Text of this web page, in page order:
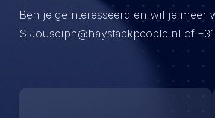
Ben je geïnteresseerd en wil je meer
S.Jouseiph@haystackpeople.nl of